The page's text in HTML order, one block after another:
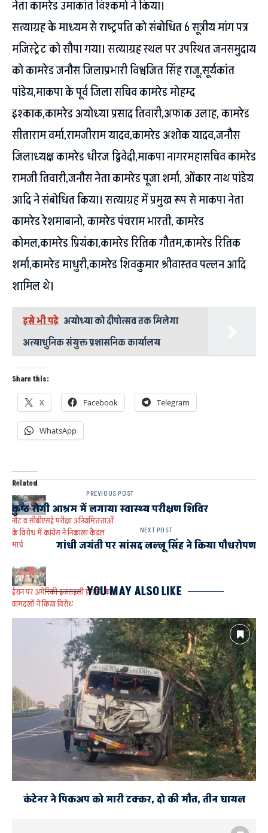
नेता कामरेड उमाकांत विश्कर्मा ने किया।
सत्याग्रह के माध्यम से राष्ट्रपति को संबोधित 6 सूत्रीय मांग पत्र
मजिस्ट्रेट को सौपा गया। सत्याग्रह स्थल पर उपस्थित जनसमुदाय
को कामरेड जनौस जिलाप्रभारी विश्वजित सिंह राजू,सूर्यकांत
पांडेय,माकपा के पूर्व जिला सचिव कामरेड मोहम्द
इश्काक,कामरेड अयोध्या प्रसाद तिवारी,अफाक उलाह, कामरेड
सीताराम वर्मा,रामजीराम यादव,कामरेड अशोक यादव,जनौस
जिलाध्यक्ष कामरेड धीरज द्विवेदी,माकपा नागरमहासचिव कामरेड
रामजी तिवारी,जनौस नेता कामरेड पूजा शर्मा, ओंकार नाथ पांडेय
आदि ने संबोधित किया। सत्याग्रह में प्रमुख रूप से माकपा नेता
कामरेड रेशमाबानो, कामरेड पंचराम भारती, कामरेड
कोमल,कामरेड प्रियंका,कामरेड रितिक गौतम,कामरेड रितिक
शर्मा,कामरेड माधुरी,कामरेड शिवकुमार श्रीवास्तव पल्लन आदि
शामिल थे।
इसे भी पढ़े अयोध्या को दीपोत्सव तक मिलेगा
अत्याधुनिक संयुक्त प्रशासनिक कार्यालय
Share this:
X Facebook Telegram
WhatsApp
Related
नीट व सीबीएसई परीक्षा अनियमितताओं
के विरोध में कांग्रेस ने निकाला कैंडल
मार्च
ईरान पर अमेरिकी इजराइली हमलों का
वामदलों ने किया विरोध
जंतर-मंतर पर चल रहे छात्र युवा
आंदोलन के समर्थन में निकला
PREVIOUS POST
कुष्ठ रोगी आश्रम में लगाया स्वास्थ्य परीक्षण शिविर
NEXT POST
गांधी जयंती पर सांसद लल्लू सिंह ने किया पौधरोपण
YOU MAY ALSO LIKE
कंटेनर ने पिकअप को मारी टक्कर, दो की मौत, तीन घायल